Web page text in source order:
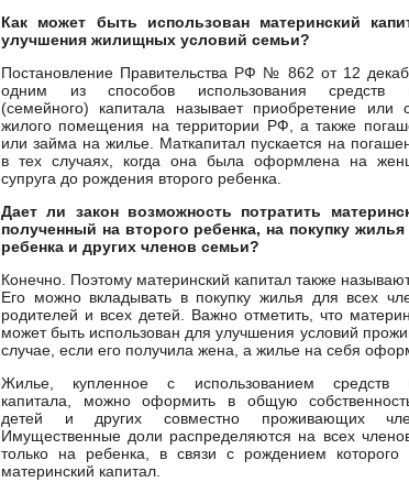
Как может быть использован материнский
улучшения жилищных условий семьи?
Постановление Правительства РФ № 862 от 12
одним из способов использования средств
(семейного) капитала называет приобретение или
жилого помещения на территории РФ, а также
или займа на жилье. Маткапитал пускается на
в тех случаях, когда она была оформлена на
супруга до рождения второго ребенка.
Дает ли закон возможность потратить
полученный на второго ребенка, на покупку
ребенка и других членов семьи?
Конечно. Поэтому материнский капитал также
Его можно вкладывать в покупку жилья для всех
родителей и всех детей. Важно отметить, что
может быть использован для улучшения условий
случае, если его получила жена, а жилье на себя
Жилье, купленное с использованием средств
капитала, можно оформить в общую
детей и других совместно проживающих
Имущественные доли распределяются на всех
только на ребенка, в связи с рождением которого
материнский капитал.